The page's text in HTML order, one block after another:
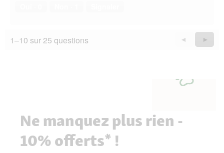
1–10 sur 25 questions
Précédent
Questions
◄ ►
Ne manquez plus rien -
10% offerts* !